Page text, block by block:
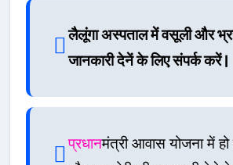
लैलूंगा अस्पताल में वसूली और
जानकारी देनें के लिए संपर्क करें |
प्रधानमंत्री आवास योजना में हो